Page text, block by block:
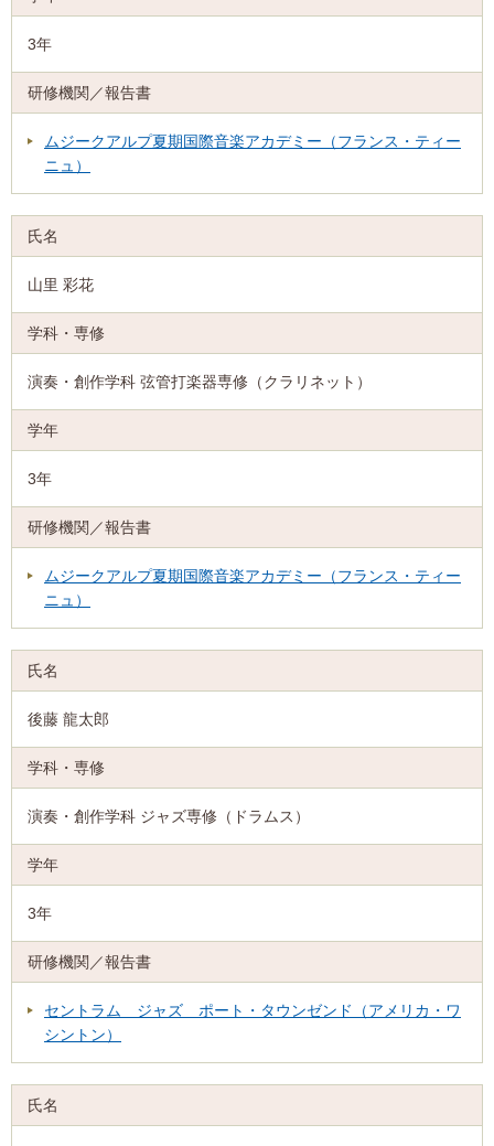
3年
ムジークアルプ夏期国際音楽アカデミー（フランス・ティー
ニュ）
山里 彩花
演奏・創作学科 弦管打楽器専修（クラリネット）
3年
ムジークアルプ夏期国際音楽アカデミー（フランス・ティー
ニュ）
後藤 龍太郎
演奏・創作学科 ジャズ専修（ドラムス）
3年
セントラム ジャズ ポート・タウンゼンド（アメリカ・ワ
シントン）